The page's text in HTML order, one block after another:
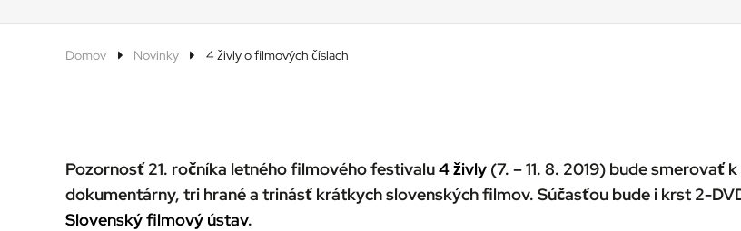
Domov Novinky 4 živly o filmových číslach
Pozornosť 21. ročníka letného filmového festivalu4 živly (7. – 11. 8. 2019) bude smerovať
dokumentárny, tri hrané a trinásť krátkych slovenských filmov. Súčasťou bude i krst 2-
Slovenský filmový ústav.